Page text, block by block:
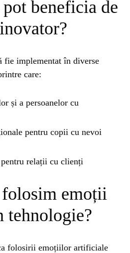
beneficia de
fie implementat în diverse
care:
și a persoanelor cu
pentru copii cu nevoi
relații cu clienți
folosim emoții
folosirii emoțiilor artificiale
ago